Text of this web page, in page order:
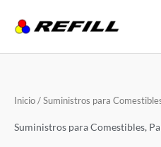
Inicio / Suministros para
Suministros para Comestibles,